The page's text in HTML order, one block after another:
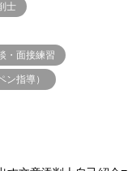
士
・面接練習
ン指導）